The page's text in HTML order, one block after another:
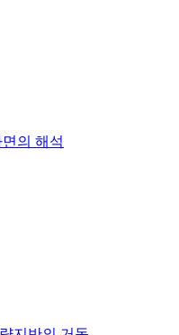
의 해석